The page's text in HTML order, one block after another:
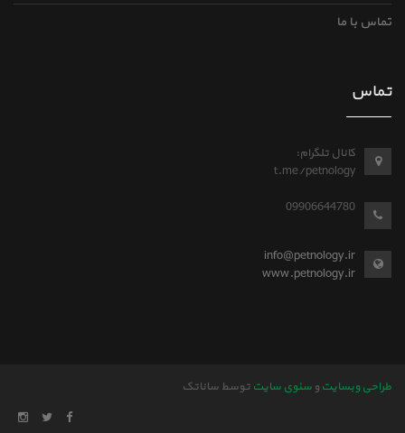
تماس با ما
تماس
کانال تلگرام:
t.me/petnology
09906644780
info@petnology.ir
www.petnology.ir
طراحی وبسایت وسئوی سایت توسط ساناتک